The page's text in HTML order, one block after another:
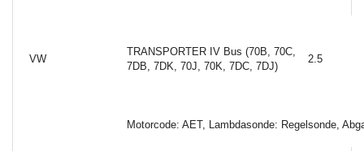
VW
TRANSPORTER IV Bus (70B, 70C,
7DB, 7DK, 70J, 70K, 7DC, 7DJ)
2.5
Motorcode: AET, Lambdasonde: Regelsonde,